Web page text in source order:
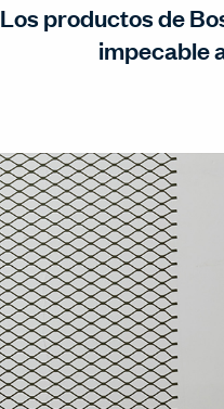
Los productos de
impecable